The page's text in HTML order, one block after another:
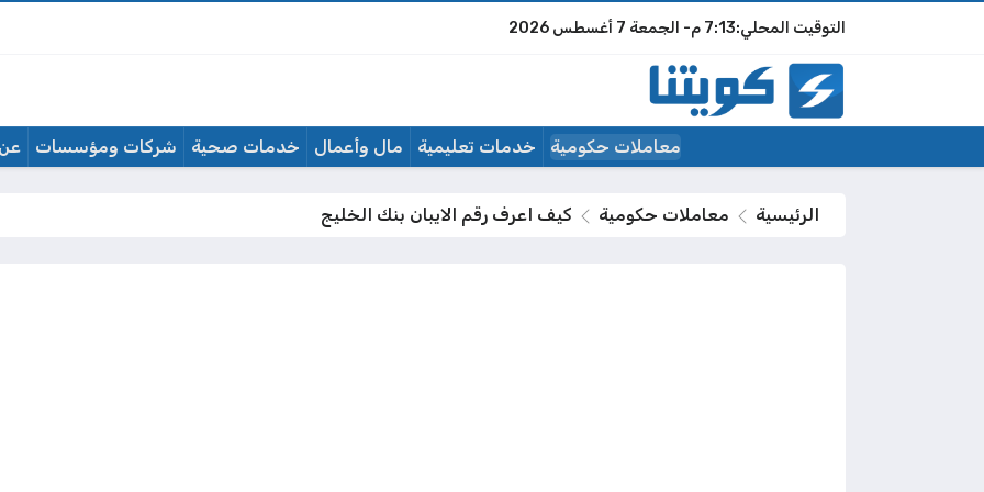
7:13 م الجمعة 7 أغسطس 2026
معاملات حكومية خدمات تعليمية مال وأعمال خدمات صحية شركات ومؤسسات
الرئيسية معاملات حكومية كيف اعرف رقم الايبان بنك الخليج